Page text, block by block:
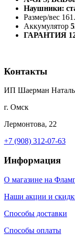
Наушники:
Размер/вес
Аккумулятор
ГАРАНТИЯ
Контакты
ИП Шаерман
г. Омск
Лермонтова, 22
+7 (908) 312-07-63
Информация
О магазине на
Наши акции и
Способы доставки
Способы оплаты